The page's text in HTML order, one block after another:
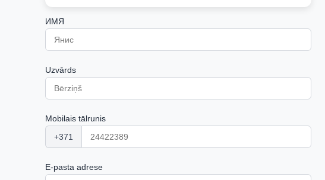
ИМЯ
Uzvārds
Mobilais tālrunis
+371
E-pasta adrese